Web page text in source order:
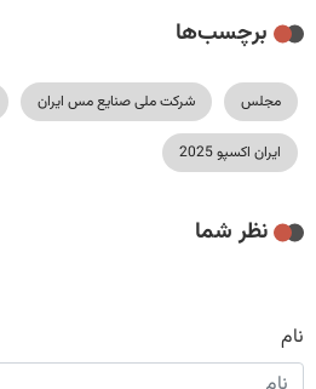
برچسب‌ها
مجلس شرکت ملی صنایع مس ایران
ایران اکسپو 2025
نظر شما
نام